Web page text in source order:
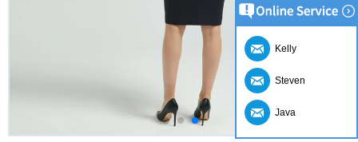
Kelly
Steven
Java